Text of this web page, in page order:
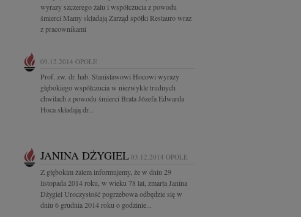
wyrazy szczerego żalu i współczucia z powodu
śmierci Mamy składają Zarząd spółki Restauro wraz
z pracownikami
09.12.2014 OPOLE
Prof. zw. dr. hab. Stanisławowi Hocowi wyrazy
głębokiego współczucia w niezwykle trudnych
chwilach z powodu śmierci Brata Józefa Edwarda
Hoca składają dr...
JANINA DŻYGIEL 03.12.2014 OPOLE
Z głębokim żalem informujemy, że w dniu 29
listopada 2014 roku, w wieku 78 lat, zmarła Janina
Dżygiel Uroczystość pogrzebowa odbędzie się w
dniu 6 grudnia 2014 roku o godzinie...